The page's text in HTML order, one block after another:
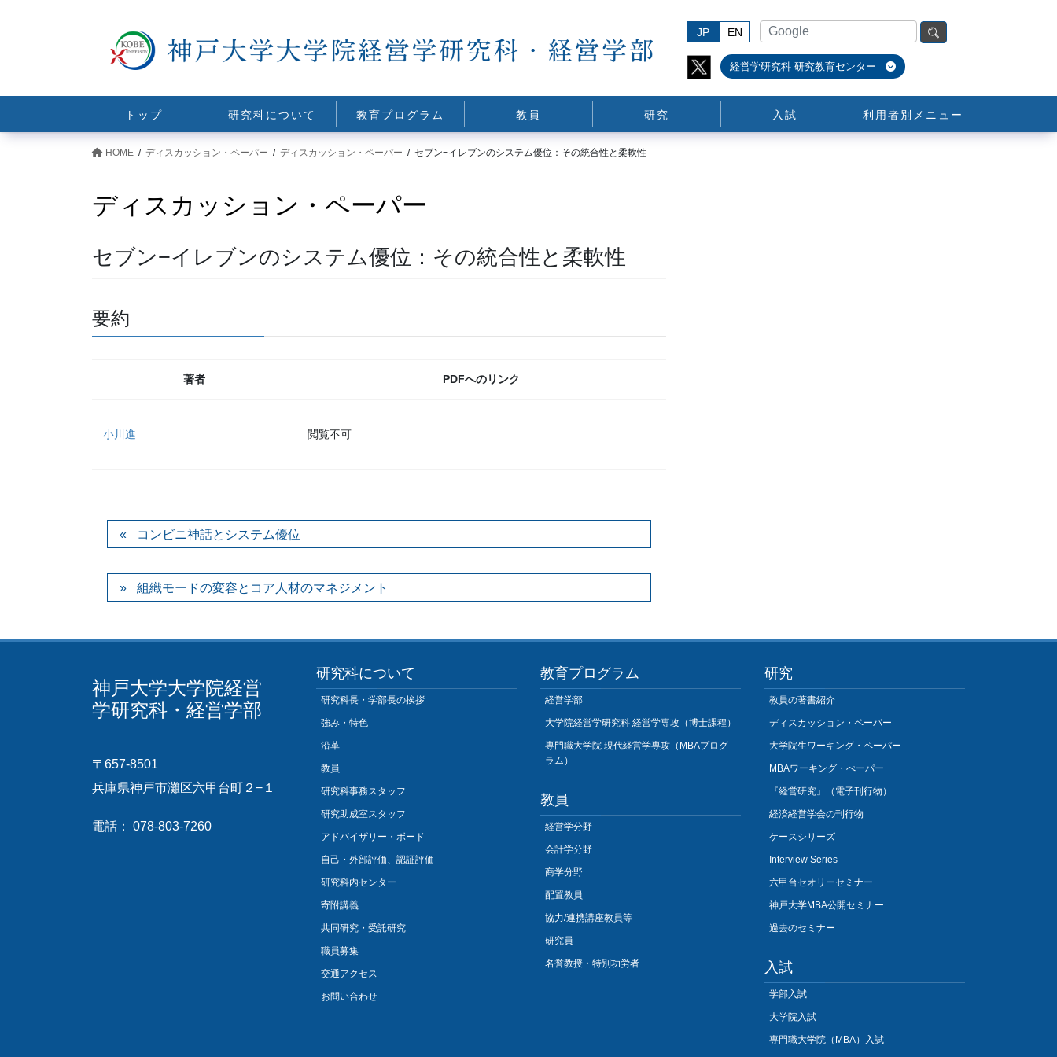
JP EN
経営学研究科 研究教育センター
トップ 研究科について 教育プログラム 教員 研究 入試 利用者別メニュー
HOME ディスカッション・ペーパー ディスカッション・ペーパー セブン−イレブンのシステム優位：その統合性と柔軟性
ディスカッション・ペーパー
セブン−イレブンのシステム優位：その統合性と柔軟性
要約
著者 PDFへのリンク
小川進 閲覧不可
コンビニ神話とシステム優位
組織モードの変容とコア人材のマネジメント
神戸大学大学院経営
学研究科・経営学部
〒657-8501
兵庫県神戸市灘区六甲台町２−１
電話： 078-803-7260
研究科について
研究科長・学部長の挨拶
強み・特色
沿革
教員
研究科事務スタッフ
研究助成室スタッフ
アドバイザリー・ボード
自己・外部評価、認証評価
研究科内センター
寄附講義
共同研究・受託研究
職員募集
交通アクセス
お問い合わせ
教育プログラム
経営学部
大学院経営学研究科 経営学専攻（博士課程）
専門職大学院 現代経営学専攻（MBAプログ
ラム）
教員
経営学分野
会計学分野
商学分野
配置教員
協力/連携講座教員等
研究員
名誉教授・特別功労者
研究
教員の著書紹介
ディスカッション・ペーパー
大学院生ワーキング・ペーパー
MBAワーキング・ぺーパー
『経営研究』（電子刊行物）
経済経営学会の刊行物
ケースシリーズ
Interview Series
六甲台セオリーセミナー
神戸大学MBA公開セミナー
過去のセミナー
入試
学部入試
大学院入試
専門職大学院（MBA）入試